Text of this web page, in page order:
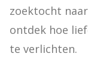
zoektocht
ontdek hoe
te verlichten.